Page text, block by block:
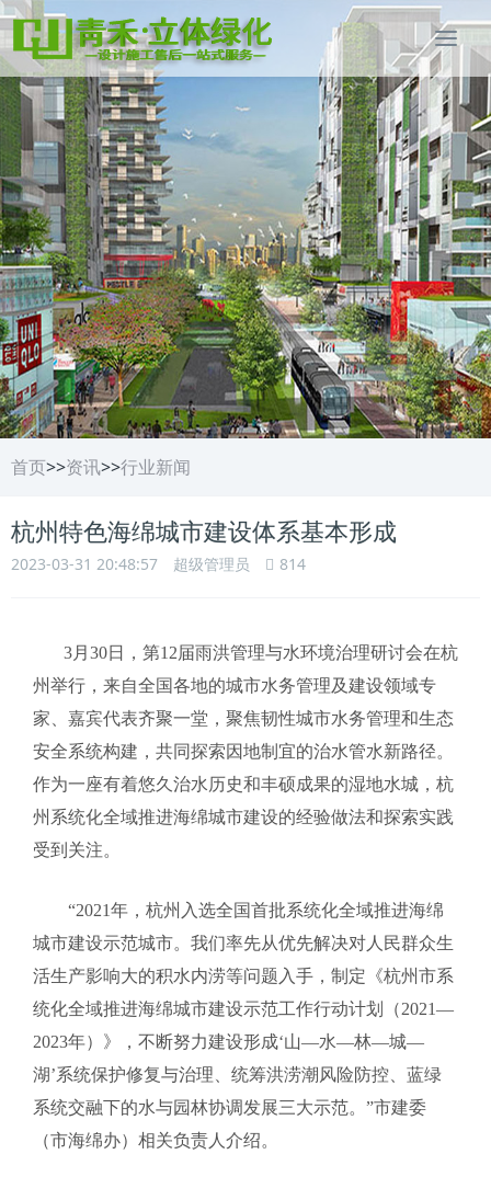
首页>>资讯>>行业新闻
杭州特色海绵城市建设体系基本形成
2023-03-31 20:48:57 超级管理员 814
3月30日，第12届雨洪管理与水环境治理研讨会在杭
州举行，来自全国各地的城市水务管理及建设领域专
家、嘉宾代表齐聚一堂，聚焦韧性城市水务管理和生态
安全系统构建，共同探索因地制宜的治水管水新路径。
作为一座有着悠久治水历史和丰硕成果的湿地水城，杭
州系统化全域推进海绵城市建设的经验做法和探索实践
受到关注。
“2021年，杭州入选全国首批系统化全域推进海绵
城市建设示范城市。我们率先从优先解决对人民群众生
活生产影响大的积水内涝等问题入手，制定《杭州市系
统化全域推进海绵城市建设示范工作行动计划（2021—
2023年）》，不断努力建设形成‘山—水—林—城—
湖’系统保护修复与治理、统筹洪涝潮风险防控、蓝绿
系统交融下的水与园林协调发展三大示范。”市建委
（市海绵办）相关负责人介绍。